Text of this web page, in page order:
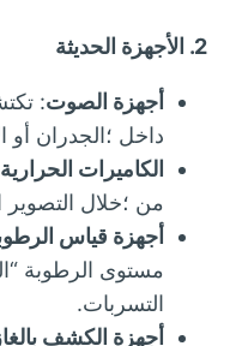
2. الأجهزة الحديثة
أجهزة الصوت:
داخل ؛الجدران أو
الكاميرات الحرارية
من ؛خلال التصوير
أجهزة قياس
مستوى الرطوبة
التسربات.
أجهزة الكشف